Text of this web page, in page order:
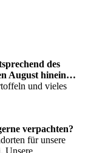
des
August hinein…
und vieles
verpachten?
für unsere
Unsere